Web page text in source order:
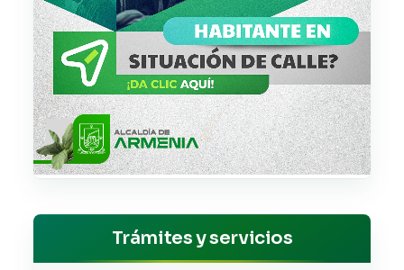
Trámites y servicios